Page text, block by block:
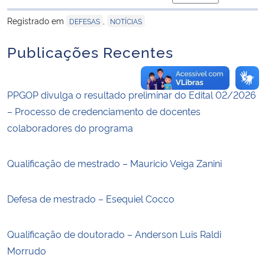
para área de
Registrado em
DEFESAS NOTÍCIAS
Publicações Recentes
PPGOP divulga o resultado preliminar do Edital 02/2026
– Processo de credenciamento de docentes
colaboradores do programa
Qualificação de mestrado – Mauricio Veiga Zanini
Defesa de mestrado – Esequiel Cocco
Qualificação de doutorado – Anderson Luis Raldi
Morrudo